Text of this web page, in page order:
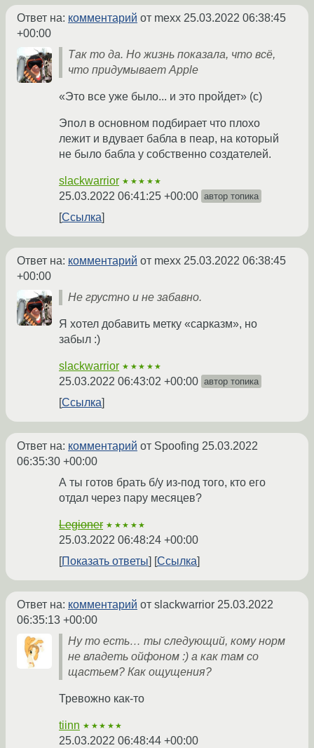
Ответ на: комментарий от mexx 25.03.2022 06:38:45
+00:00
Так то да. Но жизнь показала, что всё,
что придумывает Apple
«Это все уже было... и это пройдет» (с)
Эпол в основном подбирает что плохо
лежит и вдувает бабла в пеар, на который
не было бабла у собственно создателей.
slackwarrior ★★★★★
25.03.2022 06:41:25 +00:00 автор топика
Ссылка
Ответ на: комментарий от mexx 25.03.2022 06:38:45
+00:00
Не грустно и не забавно.
Я хотел добавить метку «сарказм», но
забыл :)
slackwarrior ★★★★★
25.03.2022 06:43:02 +00:00 автор топика
Ссылка
Ответ на: комментарий от Spoofing 25.03.2022
06:35:30 +00:00
А ты готов брать б/у из-под того, кто его
отдал через пару месяцев?
Legioner ★★★★★
25.03.2022 06:48:24 +00:00
Показать ответы
Ссылка
Ответ на: комментарий от slackwarrior 25.03.2022
06:35:13 +00:00
Ну то есть… ты следующий, кому норм
не владеть ойфоном :) а как там со
щастьем? Как ощущения?
Тревожно как-то
tiinn ★★★★★
25.03.2022 06:48:44 +00:00